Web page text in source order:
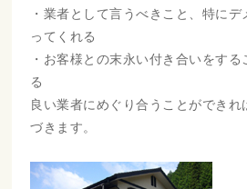
・業者として言うべきこと、特に
ってくれる
・お客様との末永い付き合いをす
る
良い業者にめぐり合うことができれ
づきます。